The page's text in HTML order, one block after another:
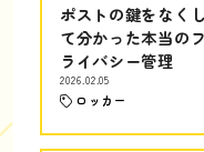
ポストの鍵をなくし
て分かった本当の
ライバシー管理
2026.02.05
ロッカー